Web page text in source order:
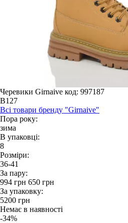
Черевики Girnaive код: 997187
B127
Всі товари бренду "Girnaive"
Пора року:
зима
В упаковці:
8
Розміри:
36-41
За пару:
994 грн 650 грн
За упаковку:
5200 грн
Немає в наявності
-34%